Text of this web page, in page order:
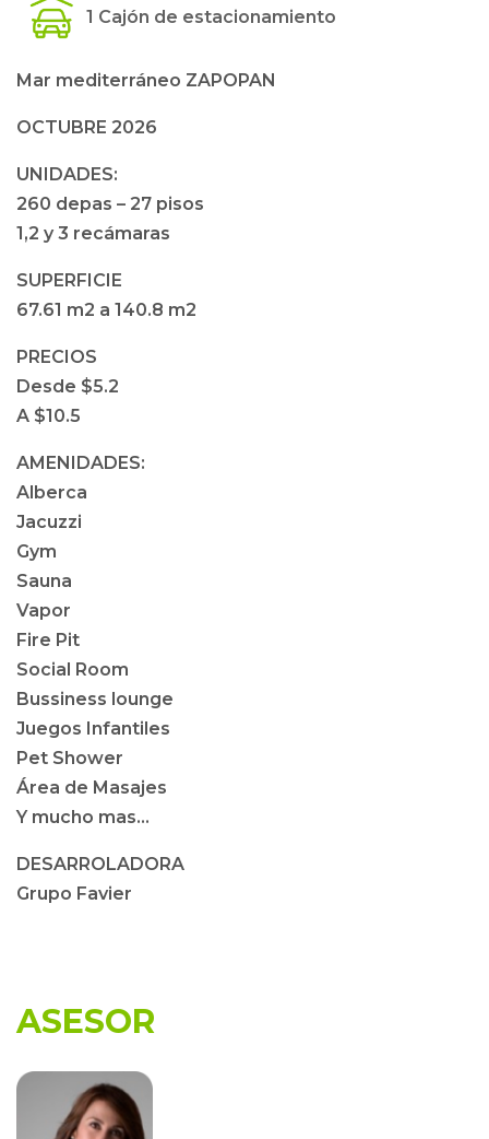
1 Cajón de estacionamiento
Mar mediterráneo ZAPOPAN
OCTUBRE 2026
UNIDADES:
260 depas – 27 pisos
1,2 y 3 recámaras
SUPERFICIE
67.61 m2 a 140.8 m2
PRECIOS
Desde $5.2
A $10.5
AMENIDADES:
Alberca
Jacuzzi
Gym
Sauna
Vapor
Fire Pit
Social Room
Bussiness lounge
Juegos Infantiles
Pet Shower
Área de Masajes
Y mucho mas…
DESARROLADORA
Grupo Favier
ASESOR